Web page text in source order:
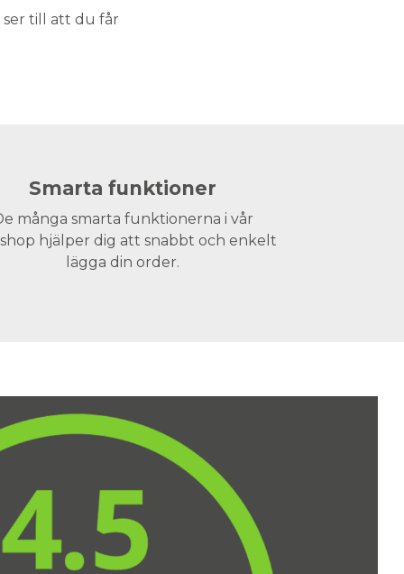
ser till att du får
Smarta funktioner
många smarta funktionerna i vår
hjälper dig att snabbt och enkelt
lägga din order.